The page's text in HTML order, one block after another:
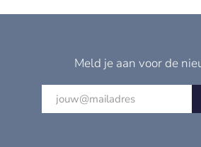
Meld je aan voor de